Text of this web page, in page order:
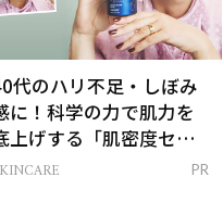
代のハリ不足・しぼみ
に！科学の力で肌力を
上げする「肌密度セラ
」
PR